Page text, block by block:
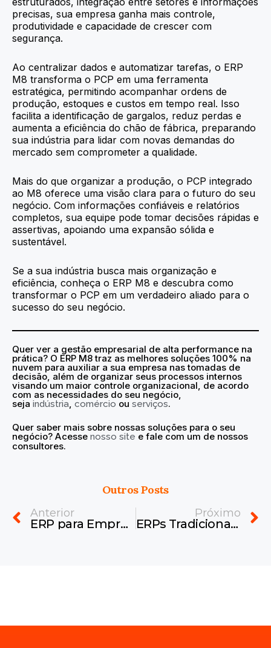
precisas, sua empresa ganha mais controle,
produtividade e capacidade de crescer com
segurança.
Ao centralizar dados e automatizar tarefas, o ERP
M8 transforma o PCP em uma ferramenta
estratégica, permitindo acompanhar ordens de
produção, estoques e custos em tempo real. Isso
facilita a identificação de gargalos, reduz perdas e
aumenta a eficiência do chão de fábrica, preparando
sua indústria para lidar com novas demandas do
mercado sem comprometer a qualidade.
Mais do que organizar a produção, o PCP integrado
ao M8 oferece uma visão clara para o futuro do seu
negócio. Com informações confiáveis e relatórios
completos, sua equipe pode tomar decisões rápidas e
assertivas, apoiando uma expansão sólida e
sustentável.
Se a sua indústria busca mais organização e
eficiência, conheça o ERP M8 e descubra como
transformar o PCP em um verdadeiro aliado para o
sucesso do seu negócio.
Quer ver a gestão empresarial de alta performance na
prática? O ERP M8 traz as melhores soluções 100% na
nuvem para auxiliar a sua empresa nas tomadas de
decisão, além de organizar seus processos internos
visando um maior controle organizacional, de acordo
com as necessidades do seu negócio,
seja indústria, comércio ou serviços.
Quer saber mais sobre nossas soluções para o seu
negócio? Acesse nosso site e fale com um de nossos
consultores.
Outros Posts
Anterior
ERP para Empresas de Locação e Manutenção de Equipamentos
Próximo
ERPs Tradicionais Estão Limitando a Sua Gestão?